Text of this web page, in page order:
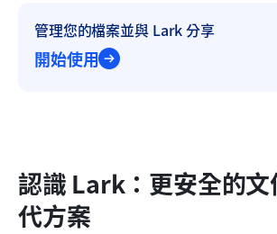
管理您的檔案並與 Lark 分享
開始使用
認識 Lark：更安全的文
代方案